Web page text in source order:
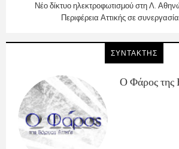
Νέο δίκτυο ηλεκτροφωτισμού στη Λ.
Περιφέρεια Αττικής σε
ΣΥΝΤΑΚΤΗΣ
Ο Φάρος της